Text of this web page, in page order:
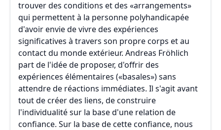
trouver des conditions et des «arrangements»
qui permettent à la personne polyhandicapée
d'avoir envie de vivre des expériences
significatives à travers son propre corps et au
contact du monde extérieur. Andreas Fröhlich
part de l'idée de proposer, d'offrir des
expériences élémentaires («basales») sans
attendre de réactions immédiates. Il s'agit avant
tout de créer des liens, de construire
l'individualité sur la base d'une relation de
confiance. Sur la base de cette confiance, nous